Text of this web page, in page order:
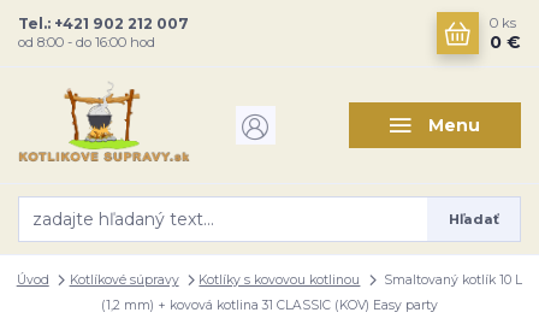
Menu
Hľadať
Tel.: +421 902 212 007
od 8:00 - do 16:00 hod
0 ks
0 €
Úvod Kotlíkové súpravy Kotlíky s kovovou kotlinou
Smaltovaný kotlík 10 L
(1,2 mm) + kovová kotlina 31 CLASSIC (KOV) Easy party